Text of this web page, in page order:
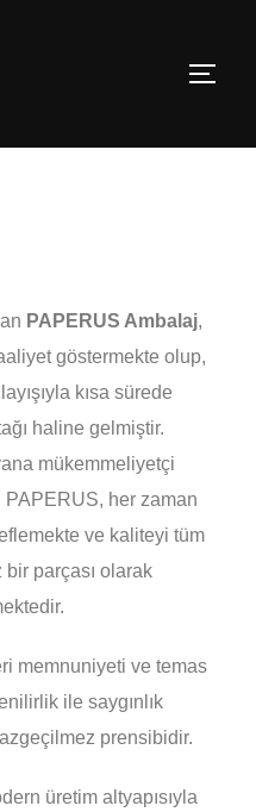
PAPERUS Ambalaj,
göstermekte olup,
kısa sürede
haline gelmiştir.
mükemmeliyetçi
PAPERUS, her zaman
ve kaliteyi tüm
parçası olarak
memnuniyeti ve temas
ile saygınlık
prensibidir.
üretim altyapısıyla